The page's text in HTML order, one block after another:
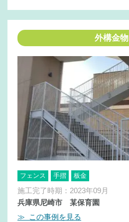
外構金物
フェンス 手摺 板金
施工完了時期：2023年09月
兵庫県尼崎市 某保育園
≫ この事例を見る